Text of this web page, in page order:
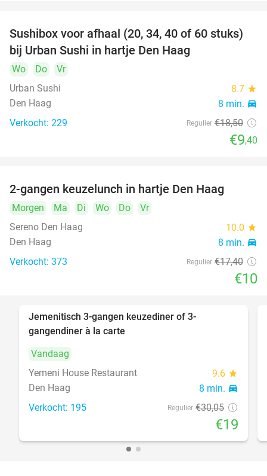
49%
Sushibox voor afhaal (20, 34, 40 of 60 stuks)
bij Urban Sushi in hartje Den Haag
Wo Do
Vr
Urban Sushi
8.7 star
Den Haag 8 min. directions_car
Verkocht: 229 Regulier €18,50
€9,40
2-gangen keuzelunch in hartje Den Haag
Morgen Ma Di Wo Do
Vr
Sereno Den Haag
10.0 star
Den Haag 8 min. directions_car
Verkocht: 373 Regulier €17,40
€10
Jemenitisch 3-gangen keuzediner of 3-
gangendiner à la carte
Vandaag
Yemeni House Restaurant
9.6 star
Den Haag 8 min. directions_car
Verkocht: 195 Regulier €30,05
€19